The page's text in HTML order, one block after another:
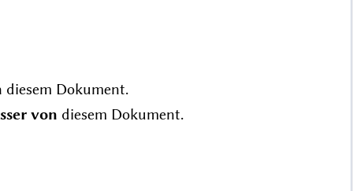
diesem Dokument.
von diesem Dokument.